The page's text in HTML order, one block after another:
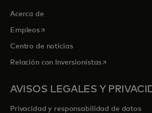
Acerca de
Empleosse abre en una pestaña nueva
Centro de noticias
Relación con Inversionistasse abre en
AVISOS LEGALES Y
Privacidad y responsabilidad de datos